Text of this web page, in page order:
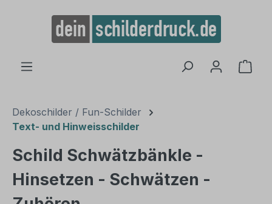
springen
Dekoschilder / Fun-Schilder
Text- und Hinweisschilder
Schild Schwätzbänkle -
Hinsetzen - Schwätzen -